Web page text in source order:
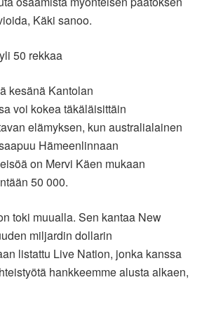
Käki sanoo.
50 rekkaa
kesänä Kantolan
voi kokea täkäläisittäin
elämyksen, kun australialainen
Hämeenlinnaan
on Mervi Käen mukaan
50 000.
toki muualla. Sen kantaa New
miljardin dollarin
listattu Live Nation, jonka kanssa
hankkeemme alusta alkaen,